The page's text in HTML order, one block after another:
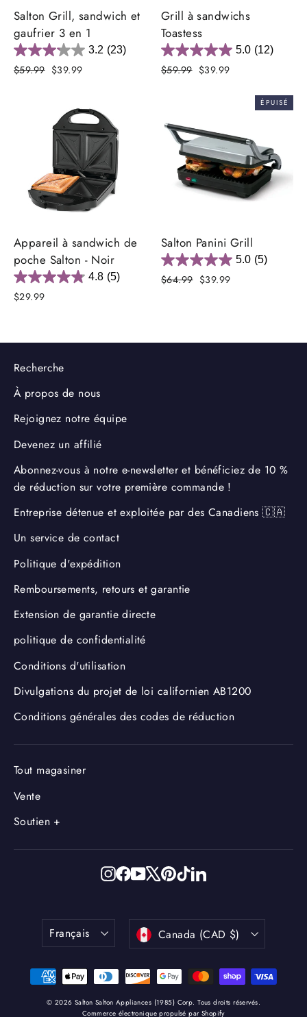
Salton Grill, sandwich et
gaufrier 3 en 1
3.2 (23)
Prix
$59.99 Prix
$39.99
Grill à sandwichs
Toastess
5.0 (12)
Prix
$59.99 Prix
$39.99
Appareil à sandwich de
poche Salton - Noir
4.8 (5)
$29.99
ÉPUISÉ
Salton Panini Grill
5.0 (5)
Prix
$64.99 Prix
$39.99
Recherche
À propos de nous
Rejoignez notre équipe
Devenez un affilié
Abonnez-vous à notre e-newsletter et bénéficiez de 10 %
de réduction sur votre première commande !
Entreprise détenue et exploitée par des Canadiens 🇨🇦
Un service de contact
Politique d'expédition
Remboursements, retours et garantie
Extension de garantie directe
politique de confidentialité
Conditions d'utilisation
Divulgations du projet de loi californien AB1200
Conditions générales des codes de réduction
Tout magasiner
Vente
Soutien +
Instagram
Facebook
YouTube
X Pinterest
TikTokLinkedIn
Langue
Français Devise
Canada (CAD $)
© 2026 Salton Salton Appliances (1985) Corp. Tous droits réservés.
Commerce électronique propulsé par Shopify